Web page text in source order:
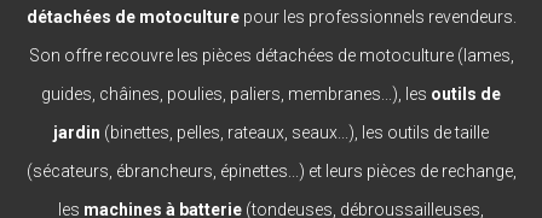
détachées de motoculturepour les professionnels revendeurs.
Son offre recouvre les pièces détachées de motoculture (lames,
guides, châines, poulies, paliers, membranes...), les outils de
jardin (binettes, pelles, rateaux, seaux...), les outils de taille
(sécateurs, ébrancheurs, épinettes...) et leurs pièces de rechange,
les machines à batterie (tondeuses, débroussailleuses,